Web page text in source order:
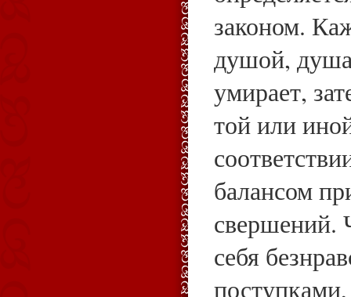
законом.
душой,
умирает,
той или
балансом
свершений.
себя